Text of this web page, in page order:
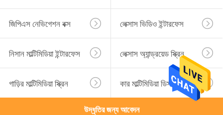
জিপিএস নেভিগেশন বক্স লেক্সাস ভিডিও ইন্টারফেস
নিসান মাল্টিমিডিয়া ইন্টারফেস লেক্সাস অ্যান্ড্রয়েড স্ক্রিন
গাড়ির মাল্টিমিডিয়া স্ক্রিন কার মাল্টিমিডিয়া ডিসপ্লে
উদ্ধৃতির জন্য আবেদন